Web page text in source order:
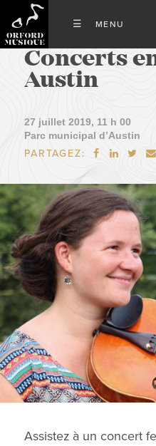
Concerts
Austin
27 juillet 2019, 11 h 00
Parc municipal d’Austin
PARTAGEZ:    
Assistez à un concert